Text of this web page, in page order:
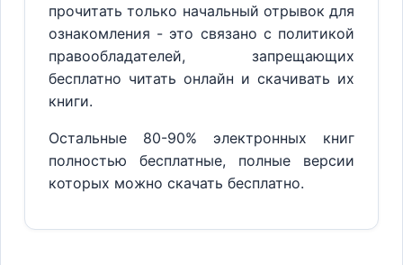
прочитать только начальный отрывок для
ознакомления - это связано с политикой
правообладателей, запрещающих
бесплатно читать онлайн и скачивать их
книги.
Остальные 80-90% электронных книг
полностью бесплатные, полные версии
которых можно скачать бесплатно.